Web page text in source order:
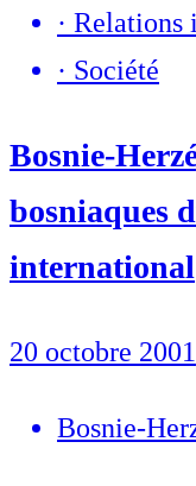
· Relations
· Société
Bosnie-
bosniaques
international
20 octobre 2001
Bosnie-